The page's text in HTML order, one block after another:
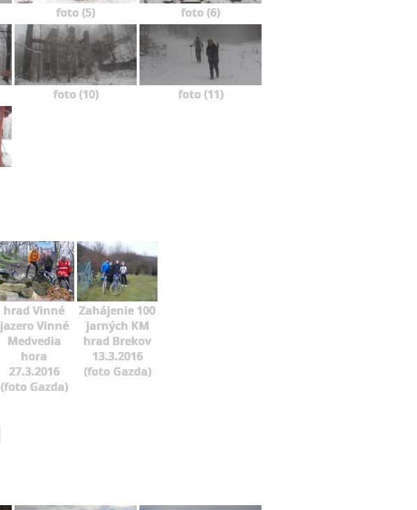
foto (5) foto (6)
foto (10) foto (11)
hrad Vinné
jazero Vinné
Medvedia
hora
27.3.2016
(foto Gazda)
Zahájenie 100
jarných KM
hrad Brekov
13.3.2016
(foto Gazda)